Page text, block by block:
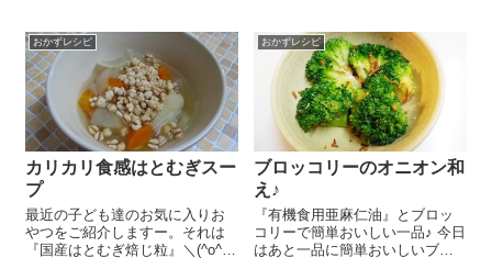
を使えばより気軽にできちゃい
ます＾＾。時間のあるときに作
って冷蔵庫に入れておけば、食
事の時は食べる...
て柔らかくし、熱いうちにつぶ
します。ほうれん草 1/2束はゆ
でて4㎝...
おかずレシピ
カリカリ食感はとむぎスー
プ
最近の子ども達のお気に入りお
やつをご紹介しますー。それは
『国産はとむぎ焙じ粒』＼(^o^)
おかずレシピ
ブロッコリーのオニオン和
え♪
『有機食用亜麻仁油』とブロッ
コリーで簡単おいしい一品♪ 今日
はあと一品に簡単おいしいブロ